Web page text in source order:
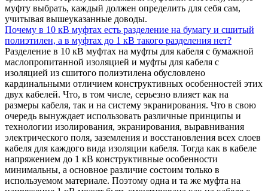
муфту выбрать, каждый должен определить для себя сам,
учитывая вышеуказанные доводы.
Почему в 10 кВ муфтах есть разделение на бумагу и сшитый
полиэтилен, а в муфтах до 1 кВ такого разделения нет?
Разделение в 10 кВ муфтах на муфты для кабеля с бумажной
маслопропитанной изоляцией и муфты для кабеля с
изоляцией из сшитого полиэтилена обусловлено
кардинальными отличием конструктивных особенностей этих
двух кабелей. Что, в том числе, серьезно влияет как на
размеры кабеля, так и на систему экранирования. Что в свою
очередь вынуждает использовать различные принципы и
технологии изолирования, экранирования, выравнивания
электрического поля, заземления и восстановления всех слоев
кабеля для каждого вида изоляции кабеля. Тогда как в кабеле
напряжением до 1 кВ конструктивные особенности
минимальны, а основное различие состоим только в
используемом материале. Поэтому одна и та же муфта на